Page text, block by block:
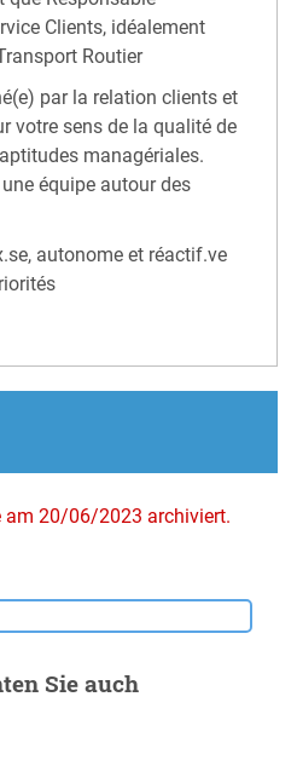
Clients, idéalement
Routier
par la relation clients et
votre sens de la qualité de
managériales.
équipe autour des
autonome et réactif.ve
am 20/06/2023 archiviert.
Sie auch